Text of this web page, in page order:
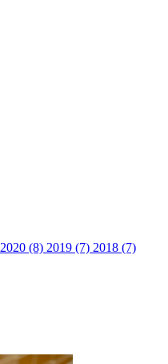
2020 (8) 2019 (7) 2018 (7)